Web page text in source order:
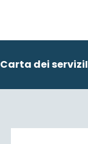
Carta dei servizi